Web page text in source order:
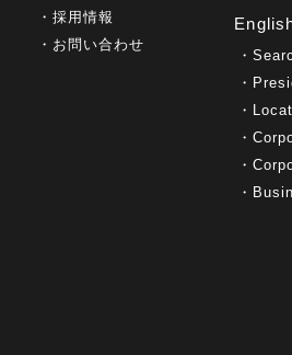
採用情報
お問い合わせ